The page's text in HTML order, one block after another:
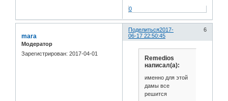
0
Поделиться 6
2017-
06-17 22:50:45
mara
Модератор
Зарегистрирован: 2017-04-01
Remedios
написал(а):
именно для этой
дамы все
решится